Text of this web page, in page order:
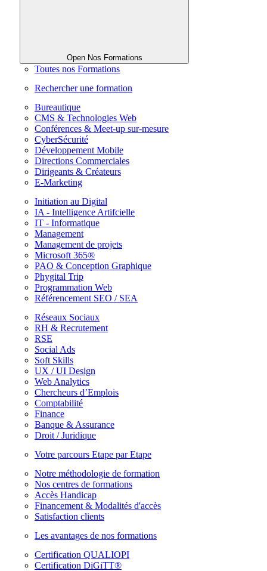
Open Nos Formations
Toutes nos Formations
Rechercher une formation
Bureautique
CMS & Technologies Web
Conférences & Meet-up sur-mesure
CyberSécurité
Développement Mobile
Directions Commerciales
Dirigeants & Créateurs
E-Marketing
Initiation au Digital
IA - Intelligence Artifcielle
IT - Informatique
Management
Management de projets
Microsoft 365®
PAO & Conception Graphique
Phygital Trip
Programmation Web
Référencement SEO / SEA
Réseaux Sociaux
RH & Recrutement
RSE
Social Ads
Soft Skills
UX / UI Design
Web Analytics
Chercheurs d’Emplois
Comptabilité
Finance
Banque & Assurance
Droit / Juridique
Votre parcours Etape par Etape
Notre méthodologie de formation
Nos centres de formations
Accès Handicap
Financement & Modalités d'accès
Satisfaction clients
Les avantages de nos formations
Certification QUALIOPI
Certification DiGiTT®